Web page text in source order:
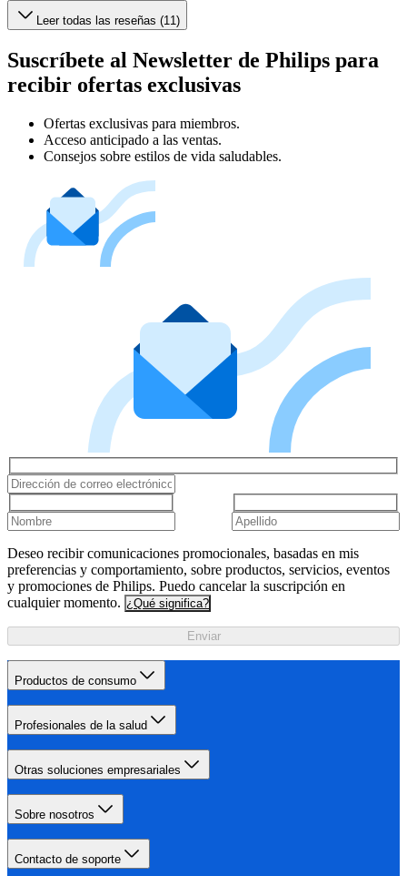
Leer todas las reseñas (11)
Suscríbete al Newsletter de Philips para
recibir ofertas exclusivas
Ofertas exclusivas para miembros.
Acceso anticipado a las ventas.
Consejos sobre estilos de vida saludables.
Deseo recibir comunicaciones promocionales, basadas en mis
preferencias y comportamiento, sobre productos, servicios, eventos
y promociones de Philips. Puedo cancelar la suscripción en
cualquier momento. ¿Qué significa?
Enviar
Productos de consumo
Profesionales de la salud
Otras soluciones empresariales
Sobre nosotros
Contacto de soporte